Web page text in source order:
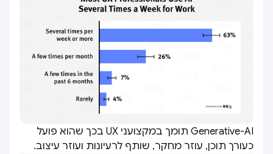
Generative-AI תומך במקצועני UX בכך שהוא פועל
כעורך תוכן, עוזר מחקר, שותף לרעיונות ועוזר עיצוב.